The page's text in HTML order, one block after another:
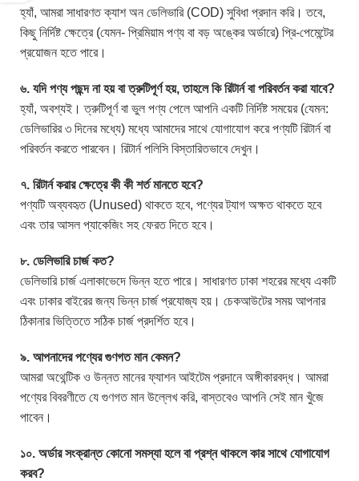
হ্যাঁ, আমরা সাধারণত ক্যাশ অন ডেলিভারি (COD) সুবিধা প্রদান করি। তবে,
কিছু নির্দিষ্ট ক্ষেত্রে (যেমন- প্রিমিয়াম পণ্য বা বড় অঙ্কের অর্ডারে) প্রি-পেমেন্টের
প্রয়োজন হতে পারে।
৬. যদি পণ্য পছন্দ না হয় বা ত্রুটিপূর্ণ হয়, তাহলে কি রিটার্ন বা পরিবর্তন করা যাবে?
হ্যাঁ, অবশ্যই। ত্রুটিপূর্ণ বা ভুল পণ্য পেলে আপনি একটি নির্দিষ্ট সময়ের (যেমন:
ডেলিভারির ৩ দিনের মধ্যে) মধ্যে আমাদের সাথে যোগাযোগ করে পণ্যটি রিটার্ন বা
পরিবর্তন করতে পারবেন। রিটার্ন পলিসি বিস্তারিতভাবে দেখুন।
৭. রিটার্ন করার ক্ষেত্রে কী কী শর্ত মানতে হবে?
পণ্যটি অব্যবহৃত (Unused) থাকতে হবে, পণ্যের ট্যাগ অক্ষত থাকতে হবে
এবং তার আসল প্যাকেজিং সহ ফেরত দিতে হবে।
৮. ডেলিভারি চার্জ কত?
ডেলিভারি চার্জ এলাকাভেদে ভিন্ন হতে পারে। সাধারণত ঢাকা শহরের মধ্যে একটি
এবং ঢাকার বাইরের জন্য ভিন্ন চার্জ প্রযোজ্য হয়। চেকআউটের সময় আপনার
ঠিকানার ভিত্তিতে সঠিক চার্জ প্রদর্শিত হবে।
৯. আপনাদের পণ্যের গুণগত মান কেমন?
আমরা অথেন্টিক ও উন্নত মানের ফ্যাশন আইটেম প্রদানে অঙ্গীকারবদ্ধ। আমরা
পণ্যের বিবরণীতে যে গুণগত মান উল্লেখ করি, বাস্তবেও আপনি সেই মান খুঁজে
পাবেন।
১০. অর্ডার সংক্রান্ত কোনো সমস্যা হলে বা প্রশ্ন থাকলে কার সাথে যোগাযোগ
করব?